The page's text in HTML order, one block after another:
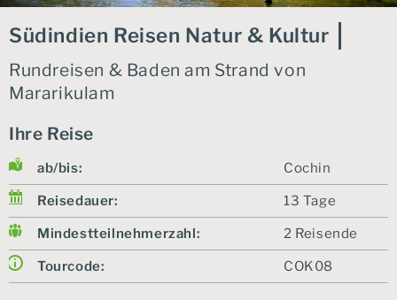
Südindien Reisen Natur & Kultur
Rundreisen & Baden am Strand von
Mararikulam
Ihre Reise
ab/bis: Cochin
Reisedauer: 13 Tage
Mindestteilnehmerzahl: 2 Reisende
Tourcode: COK08